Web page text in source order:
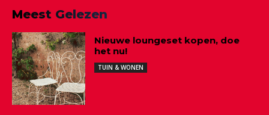
Meest Gelezen
Nieuwe loungeset kopen, doe
het nu!
TUIN & WONEN